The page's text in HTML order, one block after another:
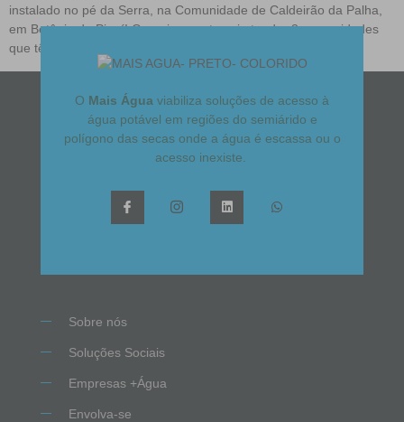
instalado no pé da Serra, na Comunidade de Caldeirão da Palha,
em Betânia do Piauí! O equipamento vai atender 3 comunidades
que têm dificuldade […]
O Mais Água viabiliza soluções de acesso à
água potável em regiões do semiárido e
polígono das secas onde a água é escassa ou o
acesso inexiste.
Sobre nós
Soluções Sociais
Empresas +Água
Envolva-se